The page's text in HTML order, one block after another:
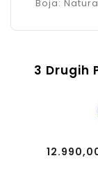
Boja:
3 Drugih